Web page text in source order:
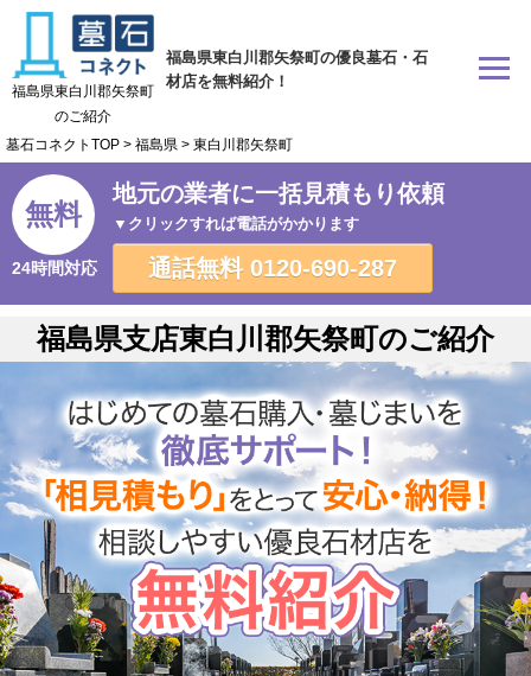
福島県東白川郡矢祭町の優良墓石・石
材店を無料紹介！
福島県東白川郡矢祭町
のご紹介
墓石コネクトTOP > 福島県 > 東白川郡矢祭町
無料
24時間対応
地元の業者に一括見積もり依頼
▼クリックすれば電話がかかります
通話無料 0120-690-287
福島県支店東白川郡矢祭町のご紹介